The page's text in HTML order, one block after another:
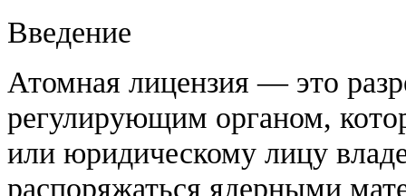
Введение
Атомная лицензия — это
регулирующим органом,
или юридическому лицу
распоряжаться ядерными